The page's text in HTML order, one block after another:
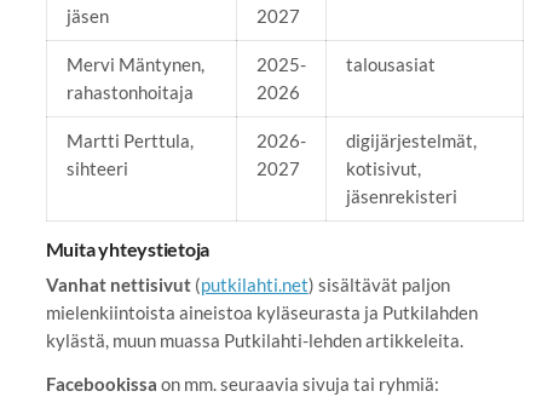
jäsen
2027
Mervi Mäntynen,
rahastonhoitaja
2025-
2026
talousasiat
Martti Perttula,
sihteeri
2026-
2027
digijärjestelmät,
kotisivut,
jäsenrekisteri
Muita yhteystietoja
Vanhat nettisivut(putkilahti.net) sisältävät paljon
mielenkiintoista aineistoa kyläseurasta ja Putkilahden
kylästä, muun muassa Putkilahti-lehden artikkeleita.
Facebookissa on mm. seuraavia sivuja tai ryhmiä: